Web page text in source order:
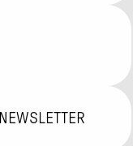
NEWSLETTER